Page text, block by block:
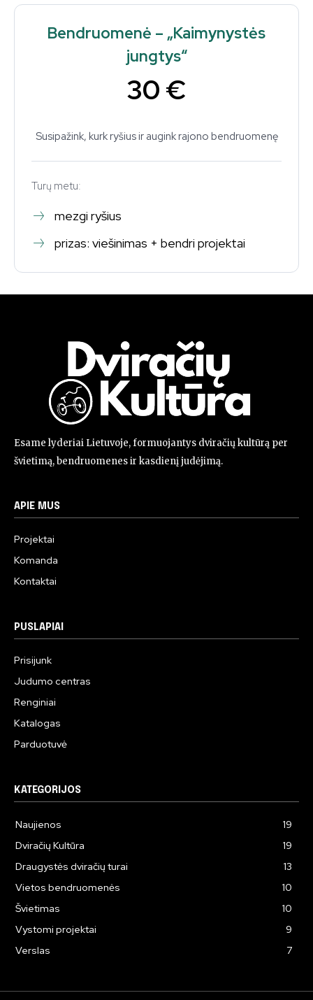
Bendruomenė – „Kaimynystės
jungtys“
30 €
Susipažink, kurk ryšius ir augink rajono bendruomenę
Turų metu:
mezgi ryšius
prizas: viešinimas + bendri projektai
Esame lyderiai Lietuvoje, formuojantys dviračių kultūrą per
švietimą, bendruomenes ir kasdienį judėjimą.
APIE MUS
Projektai
Komanda
Kontaktai
PUSLAPIAI
Prisijunk
Judumo centras
Renginiai
Katalogas
Parduotuvė
KATEGORIJOS
Naujienos
19
Dviračių Kultūra
19
Draugystės dviračių turai
13
Vietos bendruomenės
10
Švietimas
10
Vystomi projektai
9
Verslas
7